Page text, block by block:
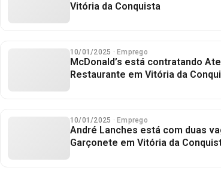
Vitória da Conquista
10/01/2025 · Emprego
McDonald’s está contratando
Restaurante em Vitória da
10/01/2025 · Emprego
André Lanches está com duas
Garçonete em Vitória da